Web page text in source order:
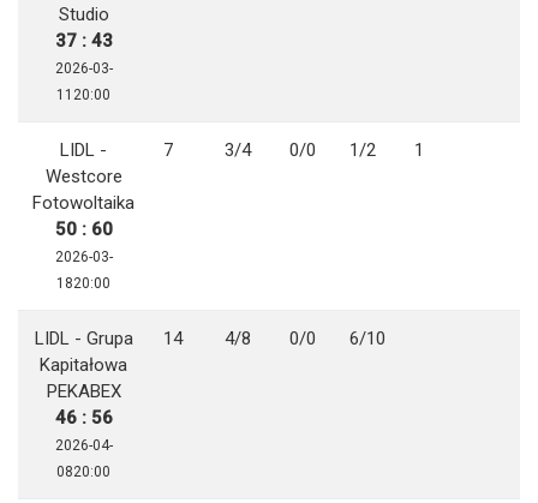
Studio
37 : 43
2026-03-
1120:00
LIDL -
Westcore
Fotowoltaika
50 : 60
2026-03-
1820:00
7 3/4 0/0 1/2 1
LIDL - Grupa
Kapitałowa
PEKABEX
46 : 56
2026-04-
0820:00
14 4/8 0/0 6/10